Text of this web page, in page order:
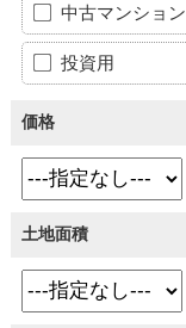
中古マンション
投資用
価格
土地面積